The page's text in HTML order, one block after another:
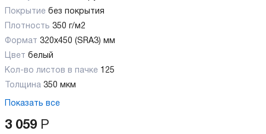
Покрытие без покрытия
Плотность 350 г/м2
Формат 320x450 (SRA3) мм
Цвет белый
Кол-во листов в пачке 125
Толщина 350 мкм
Показать все
3 059 Р